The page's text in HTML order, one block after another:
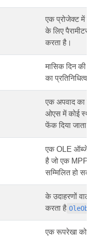
एक प्रोजेक्ट में
के लिए पैरामीटर
करता है।
मासिक दिन की
का प्रतिनिधित्व
एक अपवाद का
ओएस में कोई
फेंक दिया जाता
एक OLE ऑब्जेक्ट
है जो एक MPP
सम्मिलित हो
के उदाहरणों वाले
करता है
एक रूपरेखा कोड